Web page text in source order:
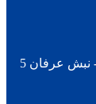
عرفان 5